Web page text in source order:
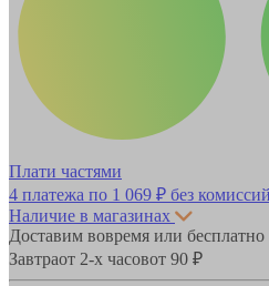
Плати частями
4 платежа по 1 069 ₽ без
Наличие в магазинах
Доставим вовремя или бесплатно
Завтраот 2-х часовот 90 ₽